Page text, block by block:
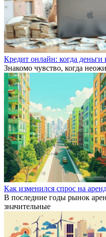
Кредит онлайн: когда
Знакомо чувство, когда
Как изменился спрос на
В последние годы рынок
значительные